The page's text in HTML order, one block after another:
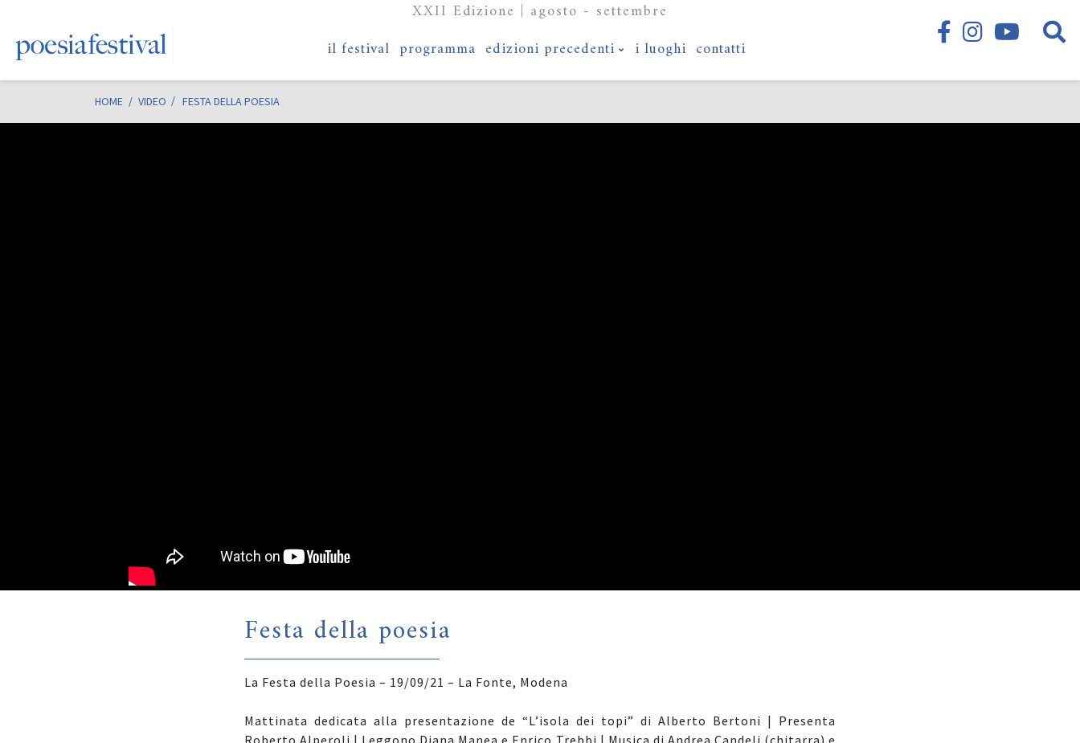
XXII Edizione | agosto - settembre
il festival programma edizioni precedenti i luoghi contatti
HOME / VIDEO FESTA DELLA POESIA
Festa della poesia
La Festa della Poesia – 19/09/21 – La Fonte, Modena
Mattinata dedicata alla presentazione de “L’isola dei topi” di Alberto Bertoni | Presenta
Roberto Alperoli | Leggono Diana Manea e Enrico Trebbi | Musica di Andrea Candeli (chitarra) e